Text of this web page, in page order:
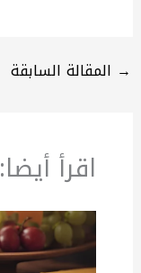
→ المقالة السابقة
اقرأ أيضا: